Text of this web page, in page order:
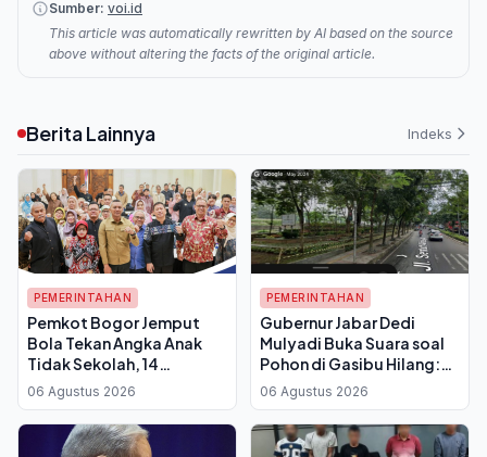
Sumber: voi.id
This article was automatically rewritten by AI based on the source
above without altering the facts of the original article.
Berita Lainnya Indeks
PEMERINTAHAN
Pemkot Bogor Jemput
Bola Tekan Angka Anak
Tidak Sekolah, 14
Kelurahan Belum Punya
PKBM
06 Agustus 2026
PEMERINTAHAN
Gubernur Jabar Dedi
Mulyadi Buka Suara soal
Pohon di Gasibu Hilang:
Angsana Kecil Diganti 50
Pohon Asem Jawa
06 Agustus 2026